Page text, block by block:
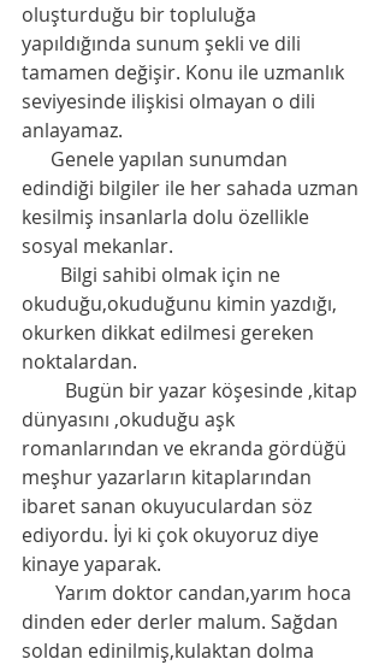
oluşturduğu bir topluluğa
yapıldığında sunum şekli ve dili
tamamen değişir. Konu ile uzmanlık
seviyesinde ilişkisi olmayan o dili
anlayamaz.
edindiği bilgiler ile her sahada uzman
kesilmiş insanlarla dolu özellikle
sosyal mekanlar.
okuduğu,okuduğunu kimin yazdığı,
okurken dikkat edilmesi gereken
noktalardan.
dünyasını ,okuduğu aşk
romanlarından ve ekranda gördüğü
meşhur yazarların kitaplarından
ibaret sanan okuyuculardan söz
ediyordu. İyi ki çok okuyoruz diye
kinaye yaparak.
dinden eder derler malum. Sağdan
soldan edinilmiş,kulaktan dolma